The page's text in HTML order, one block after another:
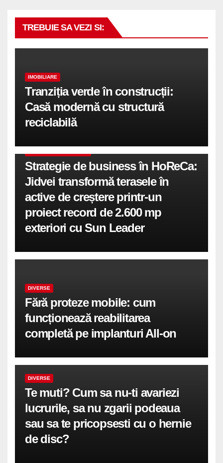
TREBUIE SA VEZI SI:
IMOBILIARE
Tranziția verde în construcții:
Casă modernă cu structură
reciclabilă
Strategie de business în HoReCa:
Jidvei transformă terasele în
active de creștere printr-un
proiect record de 2.600 mp
exteriori cu Sun Leader
DIVERSE
Fără proteze mobile: cum
funcționează reabilitarea
completă pe implanturi All-on
DIVERSE
Te muti? Cum sa nu-ti avariezi
lucrurile, sa nu zgarii podeaua
sau sa te pricopsesti cu o hernie
de disc?